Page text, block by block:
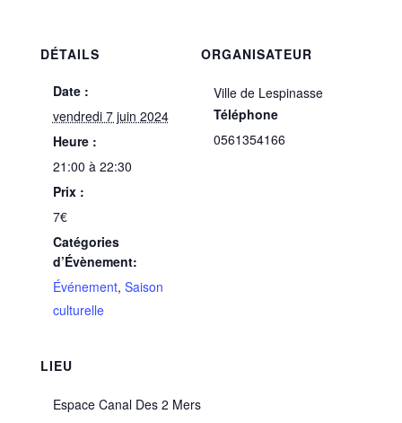
DÉTAILS
Date :
vendredi 7 juin 2024
Heure :
21:00 à 22:30
Prix :
7€
Catégories
d’Évènement:
Événement, Saison
culturelle
LIEU
Espace Canal Des 2 Mers
ORGANISATEUR
Ville de Lespinasse
Téléphone
0561354166